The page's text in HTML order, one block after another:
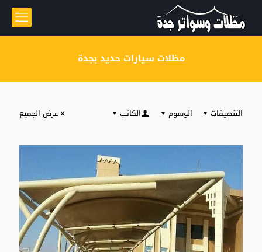
مظلات سيارات حديد بجدة
التنصيفات الوسوم الكاتب عرض الجميع